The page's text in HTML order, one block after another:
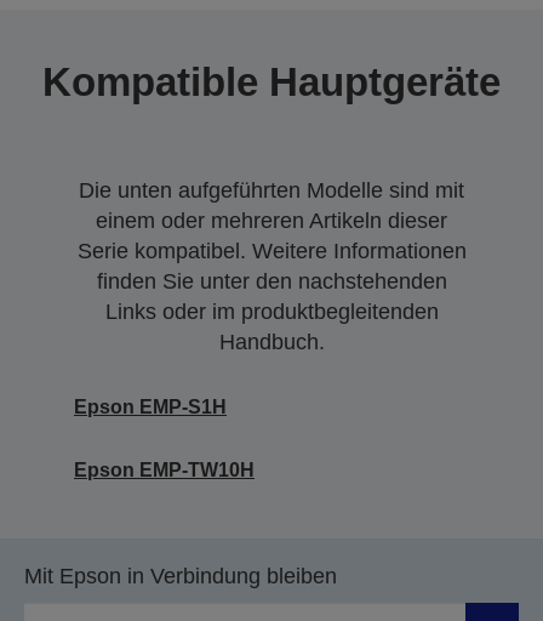
Kompatible Hauptgeräte
Die unten aufgeführten Modelle sind mit
einem oder mehreren Artikeln dieser
Serie kompatibel. Weitere Informationen
finden Sie unter den nachstehenden
Links oder im produktbegleitenden
Handbuch.
Epson EMP-S1H
Epson EMP-TW10H
Mit Epson in Verbindung bleiben